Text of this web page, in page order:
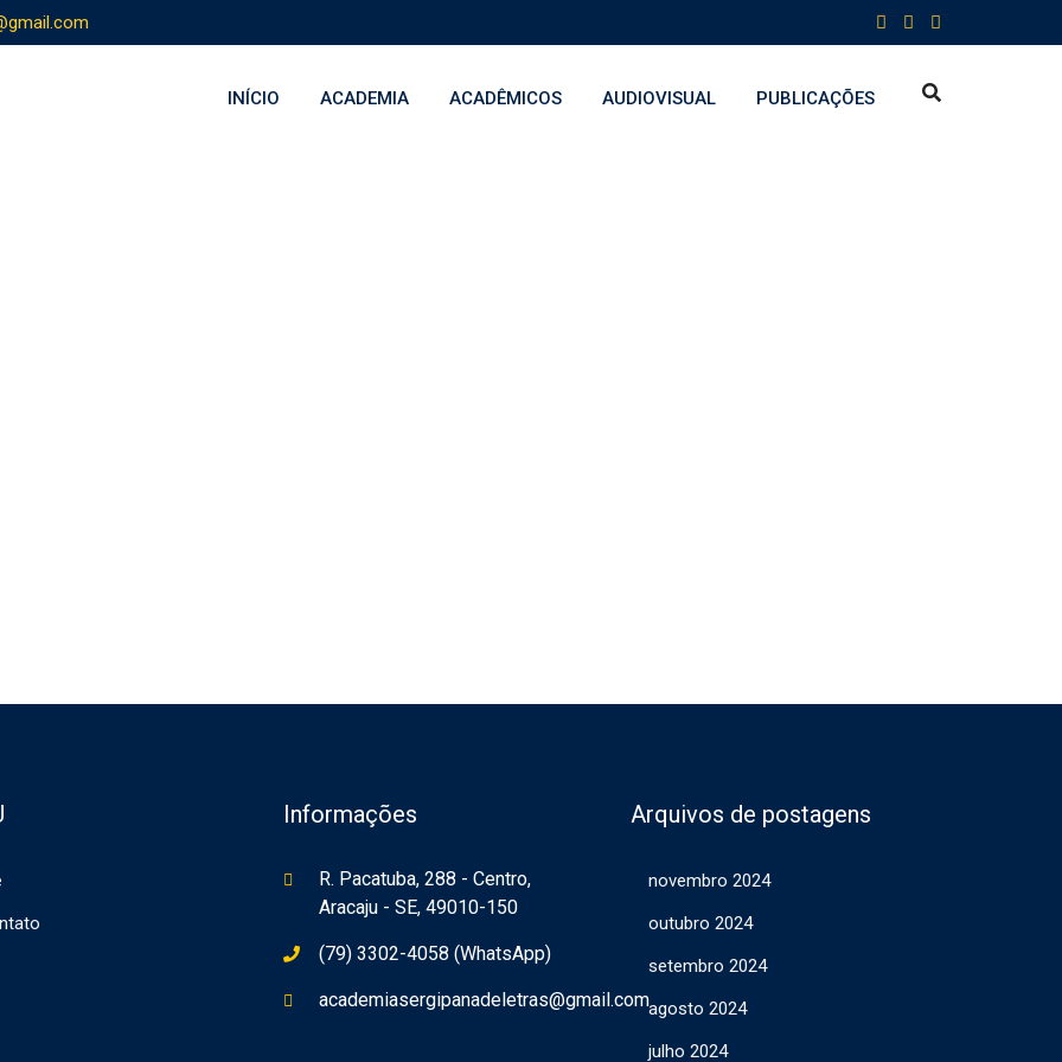
INÍCIO ACADEMIA ACADÊMICOS AUDIOVISUAL PUBLICAÇÕES
Informações
R. Pacatuba, 288 - Centro,
Aracaju - SE, 49010-150
(79) 3302-4058 (WhatsApp)
academiasergipanadeletras@gmail.com
Arquivos de postagens
novembro 2024
outubro 2024
setembro 2024
agosto 2024
julho 2024